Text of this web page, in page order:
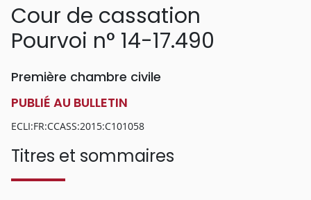
Cour de cassation
Pourvoi n° 14-17.490
Première chambre civile
PUBLIÉ AU BULLETIN
ECLI:FR:CCASS:2015:C101058
Titres et sommaires